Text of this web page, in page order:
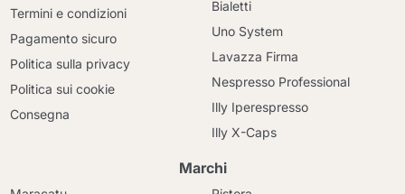
Termini e condizioni
Pagamento sicuro
Politica sulla privacy
Politica sui cookie
Consegna
Bialetti
Uno System
Lavazza Firma
Nespresso Professional
Illy Iperespresso
Illy X-Caps
Marchi